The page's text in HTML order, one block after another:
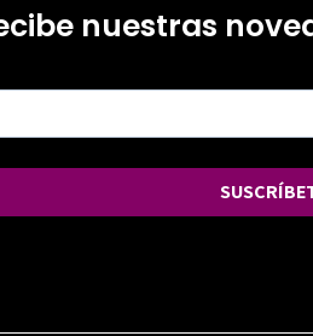
nuestras